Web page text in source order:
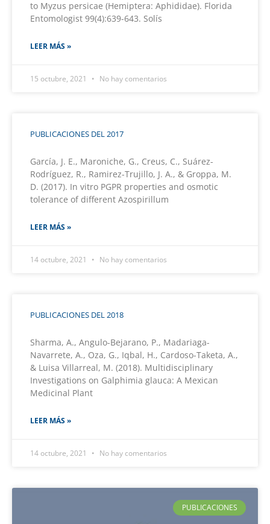
to Myzus persicae (Hemiptera: Aphididae). Florida
Entomologist 99(4):639-643. Solís
LEER MÁS »
15 octubre, 2021 No hay comentarios
PUBLICACIONES DEL 2017
García, J. E., Maroniche, G., Creus, C., Suárez-
Rodríguez, R., Ramirez-Trujillo, J. A., & Groppa, M.
D. (2017). In vitro PGPR properties and osmotic
tolerance of different Azospirillum
LEER MÁS »
14 octubre, 2021 No hay comentarios
PUBLICACIONES DEL 2018
Sharma, A., Angulo-Bejarano, P., Madariaga-
Navarrete, A., Oza, G., Iqbal, H., Cardoso-Taketa, A.,
& Luisa Villarreal, M. (2018). Multidisciplinary
Investigations on Galphimia glauca: A Mexican
Medicinal Plant
LEER MÁS »
14 octubre, 2021 No hay comentarios
PUBLICACIONES